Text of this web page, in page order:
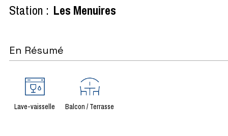
Station : Les Menuires
En Résumé
Lave-vaisselle Balcon / Terrasse